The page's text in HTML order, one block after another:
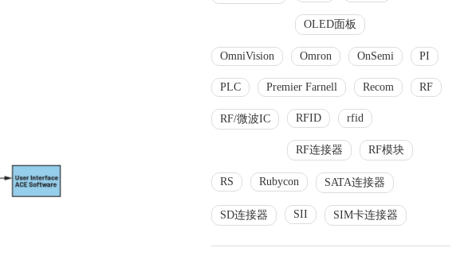
OLED面板
OmniVision Omron OnSemi PI
PLC Premier Farnell Recom RF
RF/微波IC RFID rfid
RF连接器 RF模块
RS Rubycon SATA连接器
SD连接器 SII SIM卡连接器